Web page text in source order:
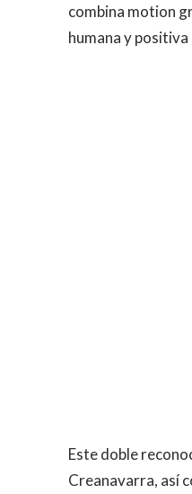
combina motion
humana y
Este doble
Creanavarra, así